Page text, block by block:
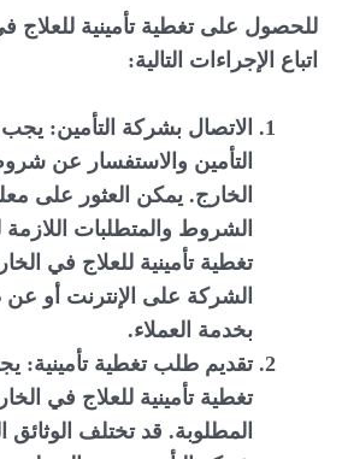
للحصول على تغطية تأمينية للعلاج
اتباع الإجراءات التالية:
الاتصال بشركة التأمين: يجب
التأمين والاستفسار عن
الخارج. يمكن العثور على
الشروط والمتطلبات
تغطية تأمينية للعلاج في
الشركة على الإنترنت أو عن
بخدمة العملاء.
تقديم طلب تغطية تأمينية:
تغطية تأمينية للعلاج في
المطلوبة. قد تختلف